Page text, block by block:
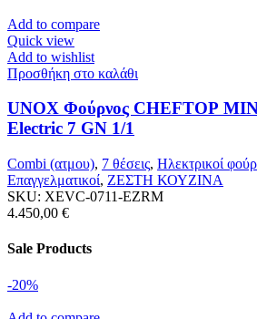
Add to compare
Quick view
Add to wishlist
Προσθήκη στο καλάθι
UNOX Φούρνος CHEFTOP
Electric 7 GN 1/1
Combi (ατμου), 7 θέσεις, Ηλεκτρικοί
Επαγγελματικοί, ΖΕΣΤΗ ΚΟΥΖΙΝΑ
SKU: XEVC-0711-EZRM
4.450,00 €
Sale Products
-20%